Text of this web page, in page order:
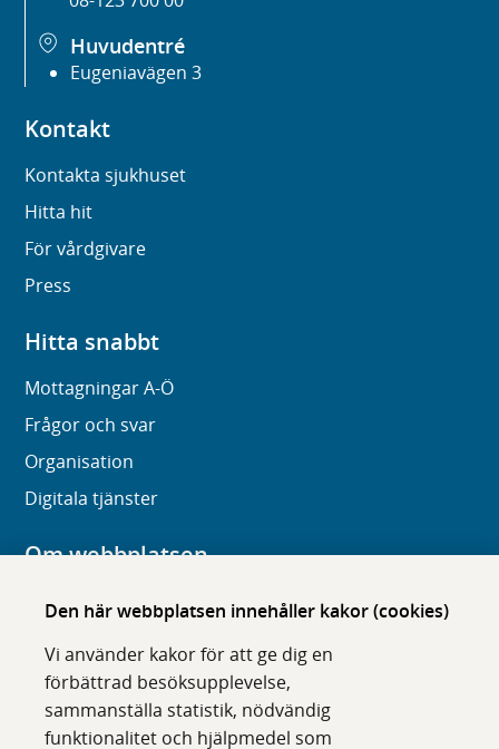
Den här webbplatsen innehåller kakor (cookies)
Vi använder kakor för att ge dig en
förbättrad besöksupplevelse,
sammanställa statistik, nödvändig
funktionalitet och hjälpmedel som
Huvudentré
Eugeniavägen 3
Kontakt
Kontakta sjukhuset
Hitta hit
För vårdgivare
Press
Hitta snabbt
Mottagningar A-Ö
Frågor och svar
Organisation
Digitala tjänster
Om webbplatsen
Om karolinska.se
Tillgänglighet
Om cookies